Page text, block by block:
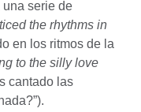
una serie de
the rhythms in
en los ritmos de la
to the silly love
cantado las